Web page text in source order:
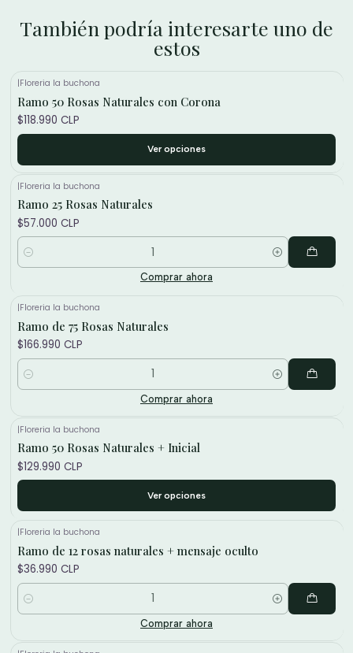
También podría interesarte uno de
estos
|Floreria la buchona
Ramo 50 Rosas Naturales con Corona
$118.990 CLP
Ver opciones
|Floreria la buchona
Ramo 25 Rosas Naturales
$57.000 CLP
Cantidad
Comprar ahora
|Floreria la buchona
Ramo de 75 Rosas Naturales
$166.990 CLP
Cantidad
Comprar ahora
|Floreria la buchona
Ramo 50 Rosas Naturales + Inicial
$129.990 CLP
Ver opciones
|Floreria la buchona
Ramo de 12 rosas naturales + mensaje oculto
$36.990 CLP
Cantidad
Comprar ahora